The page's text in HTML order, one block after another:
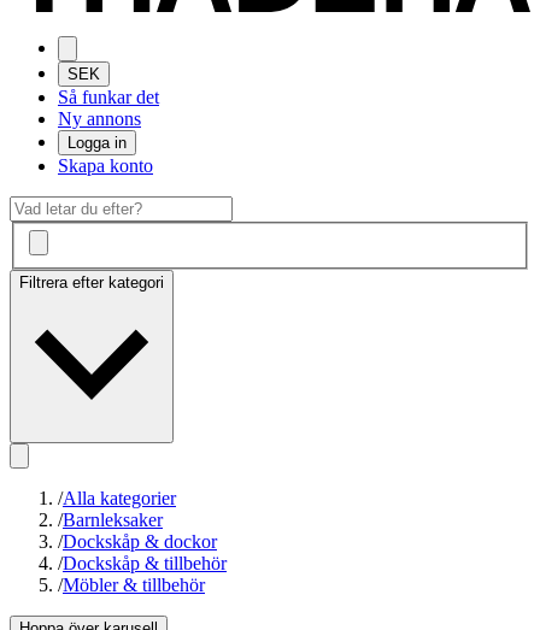
SEK
Så funkar det
Ny annons
Logga in
Skapa konto
Filtrera efter kategori
/Alla kategorier
/Barnleksaker
/Dockskåp & dockor
/Dockskåp & tillbehör
/Möbler & tillbehör